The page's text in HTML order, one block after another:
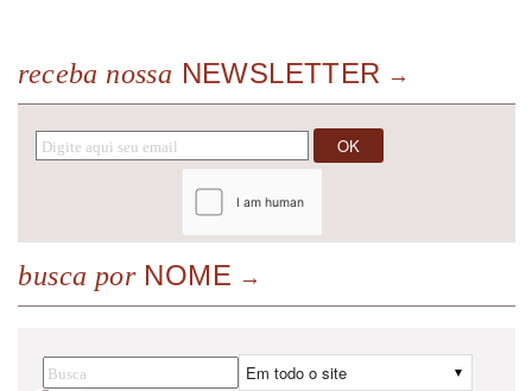
receba nossa NEWSLETTER
busca porNOME